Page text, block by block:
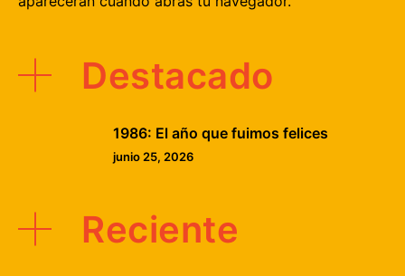
Destacado
1986: El año que fuimos felices
junio 25, 2026
Reciente